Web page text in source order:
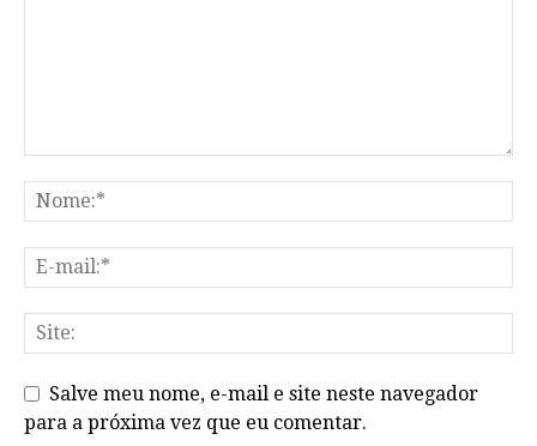
Salve meu nome, e-mail e site neste navegador
para a próxima vez que eu comentar.